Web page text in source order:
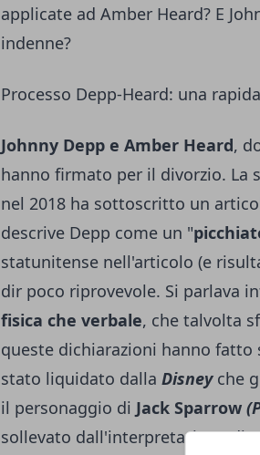
applicate ad Amber Heard? E
indenne?
Processo Depp-Heard: una
Johnny Depp e Amber Heard,
hanno firmato per il divorzio.
nel 2018 ha sottoscritto un
descrive Depp come un "
statunitense nell'articolo (e
dir poco riprovevole. Si parlava
fisica che verbale, che talvolta
queste dichiarazioni hanno
stato liquidato dalla Disney che
il personaggio di Jack Sparrow
sollevato dall'interpretazione di